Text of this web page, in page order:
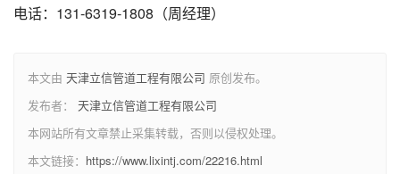
电话：131-6319-1808（周经理）
本文由 天津立信管道工程有限公司 原创发布。
发布者： 天津立信管道工程有限公司
本网站所有文章禁止采集转载，否则以侵权处理。
本文链接： https://www.lixintj.com/22216.html